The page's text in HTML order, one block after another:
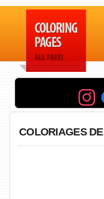
COLORIAGES